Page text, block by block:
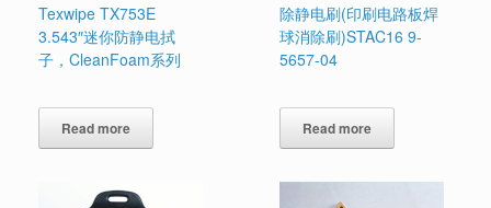
Texwipe TX753E
3.543″迷你防静电拭
子，CleanFoam系列
Read more
除静电刷(印刷电路板焊
球消除刷)STAC16 9-
5657-04
Read more